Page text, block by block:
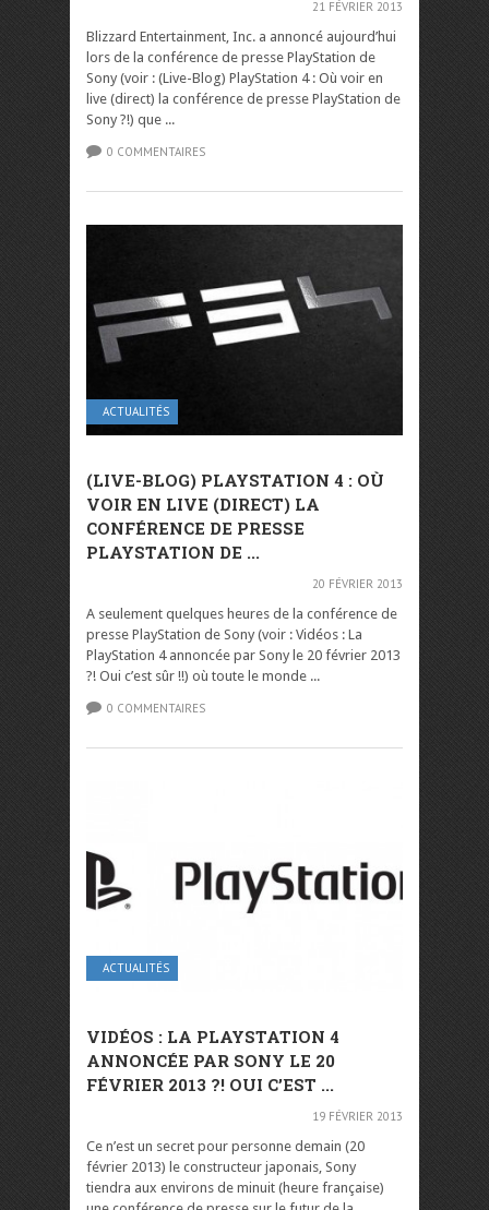
21 FÉVRIER 2013
Blizzard Entertainment, Inc. a annoncé aujourd’hui
lors de la conférence de presse PlayStation de
Sony (voir : (Live-Blog) PlayStation 4 : Où voir en
live (direct) la conférence de presse PlayStation de
Sony ?!) que ...
0 COMMENTAIRES
ACTUALITÉS
(LIVE-BLOG) PLAYSTATION 4 : OÙ
VOIR EN LIVE (DIRECT) LA
CONFÉRENCE DE PRESSE
PLAYSTATION DE ...
20 FÉVRIER 2013
A seulement quelques heures de la conférence de
presse PlayStation de Sony (voir : Vidéos : La
PlayStation 4 annoncée par Sony le 20 février 2013
?! Oui c’est sûr !!) où toute le monde ...
0 COMMENTAIRES
ACTUALITÉS
VIDÉOS : LA PLAYSTATION 4
ANNONCÉE PAR SONY LE 20
FÉVRIER 2013 ?! OUI C’EST ...
19 FÉVRIER 2013
Ce n’est un secret pour personne demain (20
février 2013) le constructeur japonais, Sony
tiendra aux environs de minuit (heure française)